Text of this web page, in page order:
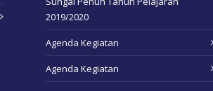
2019/2020
Agenda Kegiatan
Agenda Kegiatan